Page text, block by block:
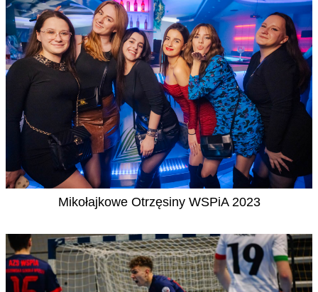
Mikołajkowe Otrzęsiny WSPiA 2023